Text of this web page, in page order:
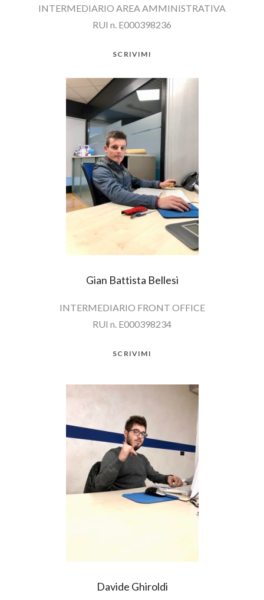
INTERMEDIARIO AREA AMMINISTRATIVA
RUI n. E000398236
SCRIVIMI
Gian Battista Bellesi
INTERMEDIARIO FRONT OFFICE
RUI n. E000398234
SCRIVIMI
Davide Ghiroldi